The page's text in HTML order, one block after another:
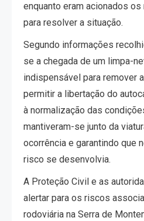
enquanto eram acionados
para resolver a situação.
Segundo informações
se a chegada de um limpa-
indispensável para remover
permitir a libertação do
à normalização das
mantiveram-se junto da
ocorrência e garantindo que
risco se desenvolvia.
A Proteção Civil e as
alertar para os riscos
rodoviária na Serra de